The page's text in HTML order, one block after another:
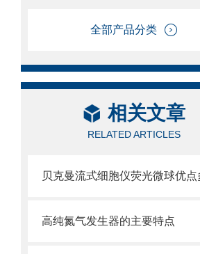
全部产品分类
相关文章
RELATED ARTICLES
高纯氮气发生器的主要特点